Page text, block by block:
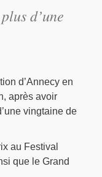
d’une
d’Annecy en
après avoir
vingtaine de
au Festival
que le Grand